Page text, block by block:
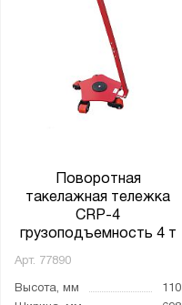
Поворотная
такелажная тележка
CRP-4
грузоподъемность 4 т
Арт. 77890
Высота, мм
110